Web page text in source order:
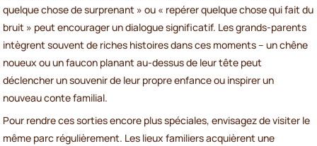
quelque chose de surprenant » ou « repérer quelque chose qui fait du
bruit » peut encourager un dialogue significatif. Les grands-parents
intègrent souvent de riches histoires dans ces moments – un chêne
noueux ou un faucon planant au-dessus de leur tête peut
déclencher un souvenir de leur propre enfance ou inspirer un
nouveau conte familial.
Pour rendre ces sorties encore plus spéciales, envisagez de visiter le
même parc régulièrement. Les lieux familiers acquièrent une